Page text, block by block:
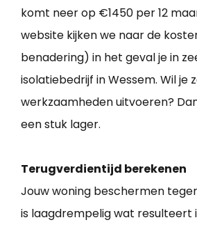
komt neer op €1450 per 12
website kijken we naar de
benadering) in het geval je in
isolatiebedrijf in Wessem. Wil je
werkzaamheden uitvoeren?
een stuk lager.
Terugverdientijd berekenen
Jouw woning beschermen
is laagdrempelig wat resulteert